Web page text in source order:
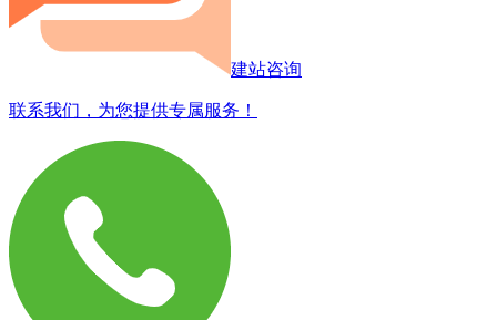
建站咨询
联系我们，为您提供专属服务！